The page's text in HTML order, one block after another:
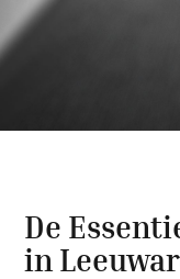
De
in